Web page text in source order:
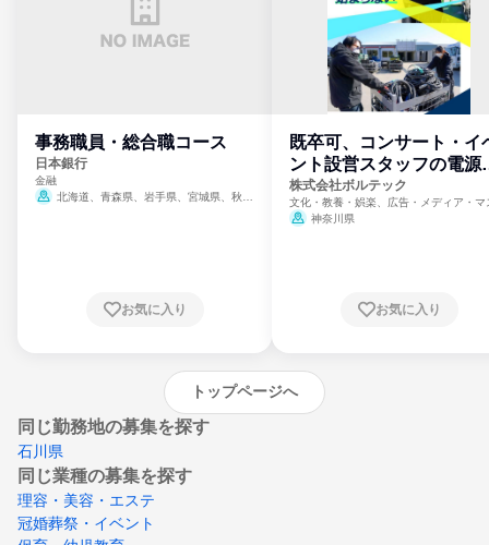
事務職員・総合職コース
日本銀行
金融
北海道、青森県、岩手県、宮城県、秋田
崎県、熊本県、大分県、宮崎県、鹿児島県、
お気に入り
既卒可、コンサート・イ
ント設営スタッフの電源
門
株式会社ボルテック
文化・教養・娯楽、広告・メディア・マ
ミ、電力・ガス・水道・エネルギー
神奈川県
お気に入り
トップページへ
同じ勤務地の募集を探す
石川県
同じ業種の募集を探す
理容・美容・エステ
冠婚葬祭・イベント